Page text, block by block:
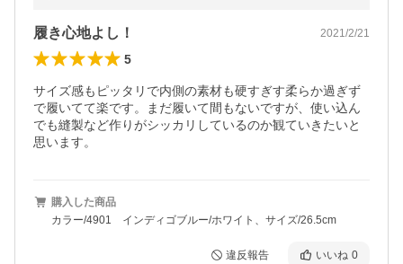
履き心地よし！ 2021/2/21
5
サイズ感もピッタリで内側の素材も硬すぎす柔らか過ぎず
で履いてて楽です。まだ履いて間もないですが、使い込ん
でも縫製など作りがシッカリしているのか観ていきたいと
思います。
購入した商品
カラー/4901 インディゴブルー/ホワイト、サイズ/26.5cm
違反報告 いいね 0